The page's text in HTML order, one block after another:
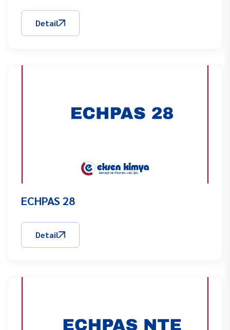
Detail
ECHPAS 28
Detail